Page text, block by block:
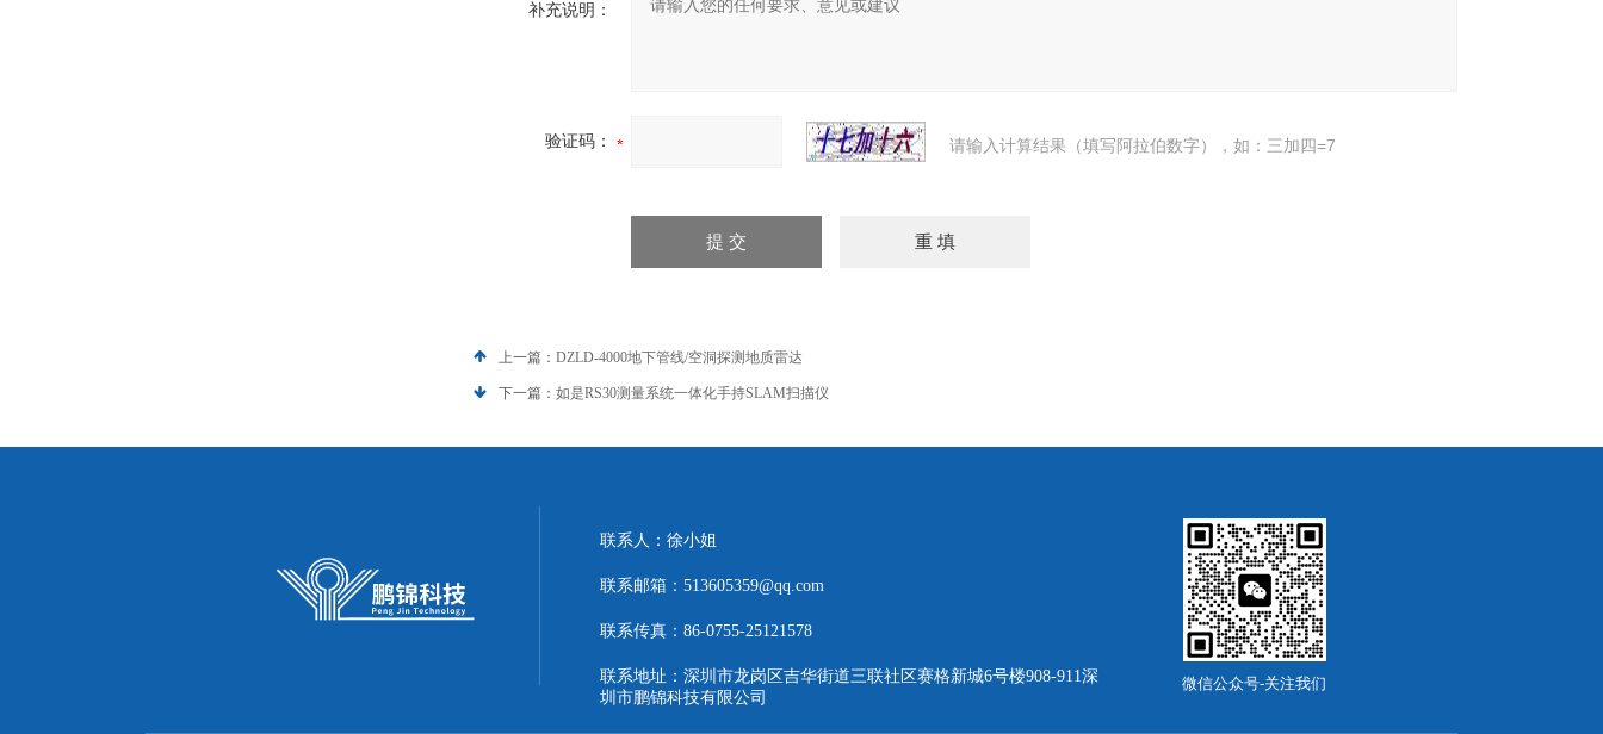
补充说明：
验证码： 请输入计算结果（填写阿拉伯数字），如：三加四=7
上一篇： DZLD-4000地下管线/空洞探测地质雷达
下一篇： 如是RS30测量系统一体化手持SLAM扫描仪
联系人：徐小姐
联系邮箱：513605359@qq.com
联系传真：86-0755-25121578
联系地址：深圳市龙岗区吉华街道三联社区赛格新城6号楼908-911深
圳市鹏锦科技有限公司
微信公众号-关注我们